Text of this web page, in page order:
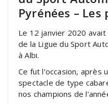
Pyrénées – Les
Le 12 janvier 2020
de la Ligue du Sport
à Albi.
Ce fut l’occasion, après
spectacle de type
nos champions de